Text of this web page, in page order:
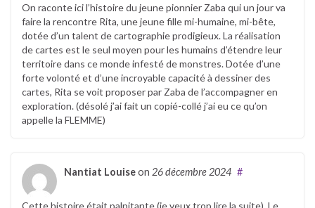
On raconte ici l’histoire du jeune pionnier Zaba qui un jour va
faire la rencontre Rita, une jeune fille mi-humaine, mi-bête,
dotée d’un talent de cartographie prodigieux. La réalisation
de cartes est le seul moyen pour les humains d’étendre leur
territoire dans ce monde infesté de monstres. Dotée d’une
forte volonté et d’une incroyable capacité à dessiner des
cartes, Rita se voit proposer par Zaba de l’accompagner en
exploration. (désolé j’ai fait un copié-collé j’ai eu ce qu’on
appelle la FLEMME)
Nantiat Louiseon 26 décembre 2024 #
Cette histoire était palpitante (je veux trop lire la suite). Le